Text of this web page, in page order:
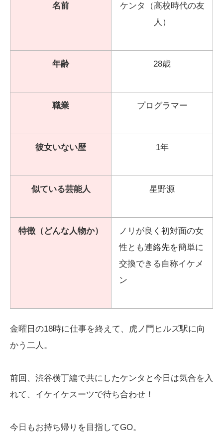
名前
ケンタ（高校時代の友
人）
年齢 28歳
職業 プログラマー
彼女いない歴 1年
似ている芸能人 星野源
特徴（どんな人物か）
ノリが良く初対面の女
性とも連絡先を簡単に
交換できる自称イケメ
ン
金曜日の18時に仕事を終えて、虎ノ門ヒルズ駅に向
かう二人。
前回、渋谷横丁編で共にしたケンタと今日は気合を入
れて、イケイケスーツで待ち合わせ！
今日もお持ち帰りを目指してGO。